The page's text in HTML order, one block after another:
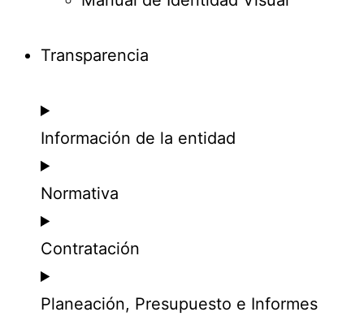
Transparencia
Información de la entidad
Normativa
Contratación
Planeación, Presupuesto e Informes